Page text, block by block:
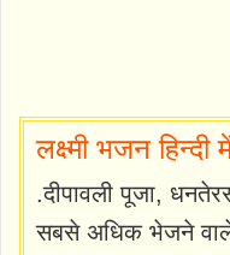
लक्ष्मी भजन हिन्दी
.दीपावली पूजा,
सबसे अधिक भेजने